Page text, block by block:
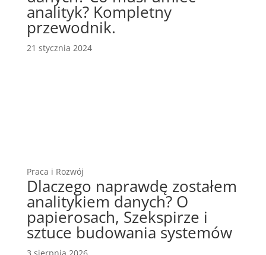
analityk? Kompletny
przewodnik.
21 stycznia 2024
Praca i Rozwój
Dlaczego naprawdę zostałem
analitykiem danych? O
papierosach, Szekspirze i
sztuce budowania systemów